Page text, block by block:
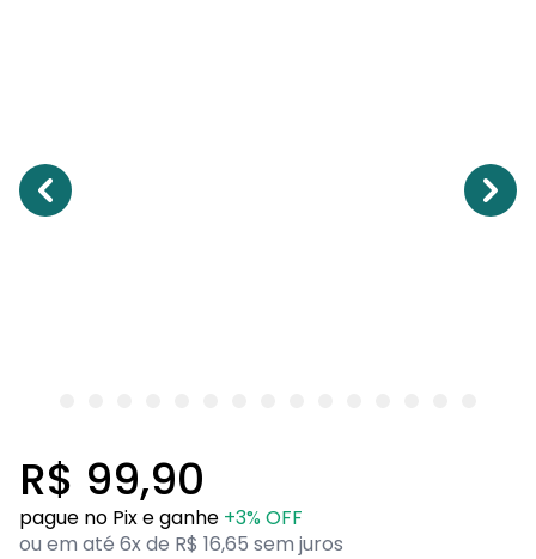
R$ 99,90
pague no Pix e ganhe +3% OFF
ou em até 6x de R$ 16,65 sem juros